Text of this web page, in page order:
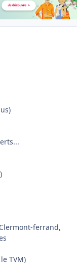
ferrand,
TVM)